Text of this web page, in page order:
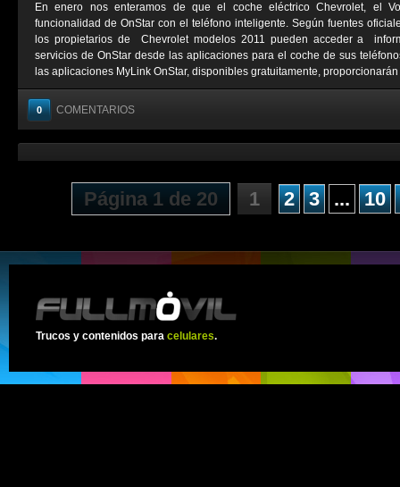
En enero nos enteramos de que el coche eléctrico Chevrolet, el
funcionalidad de OnStar con el teléfono inteligente. Según fuentes
los propietarios de Chevrolet modelos 2011 pueden acceder a
servicios de OnStar desde las aplicaciones para el coche de sus
las aplicaciones MyLink OnStar, disponibles gratuitamente, proporcionarán
0 COMENTARIOS
Página 1 de 20 1 2 3 ... 10
Trucos y contenidos para celulares.